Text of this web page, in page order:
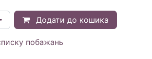
Додати до кошика
побажань